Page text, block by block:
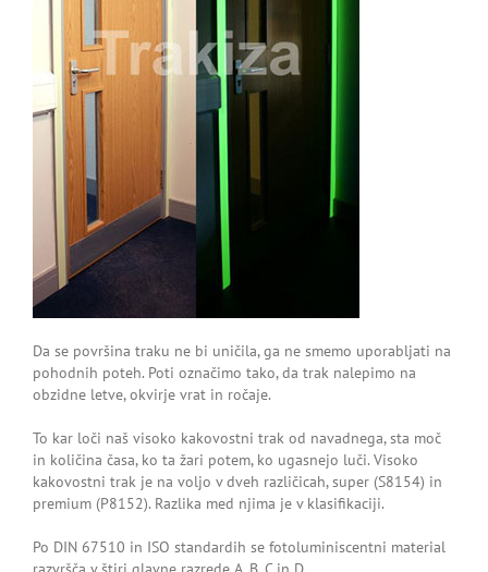
Da se površina traku ne bi uničila, ga ne smemo uporabljati na
pohodnih poteh. Poti označimo tako, da trak nalepimo na
obzidne letve, okvirje vrat in ročaje.
To kar loči naš visoko kakovostni trak od navadnega, sta moč
in količina časa, ko ta žari potem, ko ugasnejo luči. Visoko
kakovostni trak je na voljo v dveh različicah, super (S8154) in
premium (P8152). Razlika med njima je v klasifikaciji.
Po DIN 67510 in ISO standardih se fotoluminiscentni material